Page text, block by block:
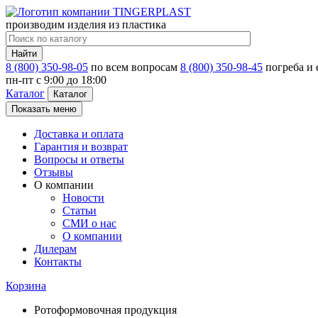
производим изделия из пластика
Найти
8 (800) 350-98-05 по всем вопросам 8 (800) 350-98-45 погреба и
пн-пт c 9:00 до 18:00
Каталог
Каталог
Показать меню
Доставка и оплата
Гарантия и возврат
Вопросы и ответы
Отзывы
О компании
Новости
Статьи
СМИ о нас
О компании
Дилерам
Контакты
Корзина
Ротоформовочная продукция